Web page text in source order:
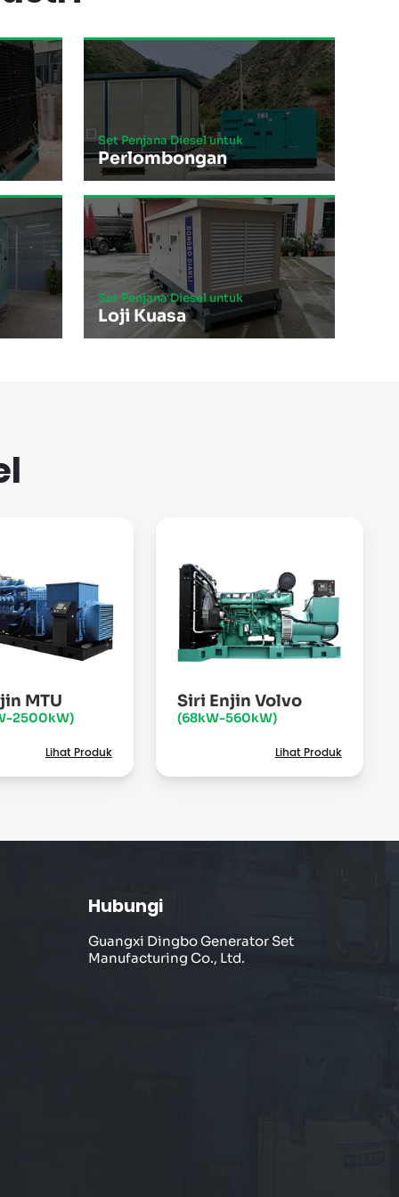
Set Penjana Diesel untuk
Perlombongan
Set Penjana Diesel untuk
Loji Kuasa
MTU
2500kW)
Lihat Produk
Siri Enjin Volvo
(68kW-560kW)
Lihat Produk
Hubungi
Guangxi Dingbo Generator Set
Manufacturing Co., Ltd.